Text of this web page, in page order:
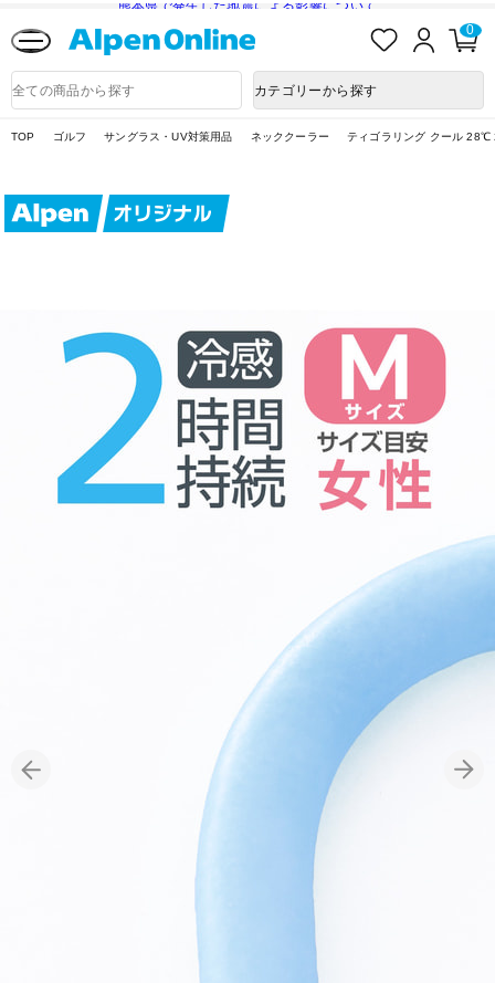
熊本県で発生した地震による影響について
入
ロ
ン
0
品
検
カテゴリーから探す
TOP ゴルフ サングラス・UV対策用品 ネッククーラー ティゴラリング クール 28℃